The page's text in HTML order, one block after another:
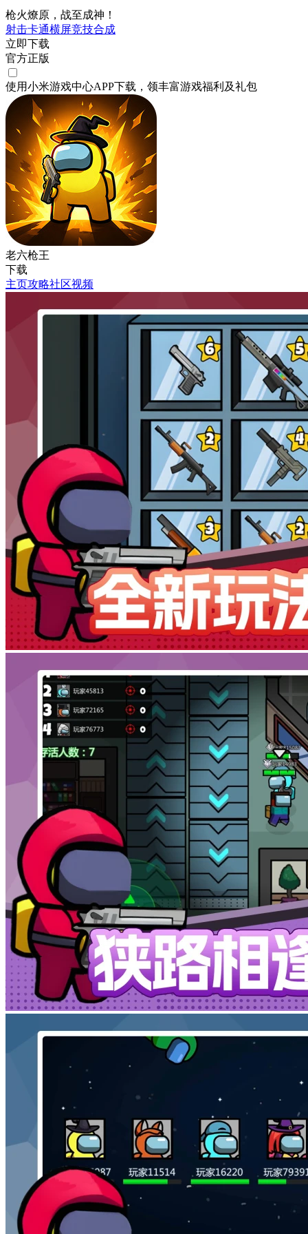
枪火燎原，战至成神！
射击卡通横屏竞技合成
立即下载
官方正版
使用小米游戏中心APP下载 ，领丰富游戏福利 及礼包
老六枪王
下载
主页攻略社区视频